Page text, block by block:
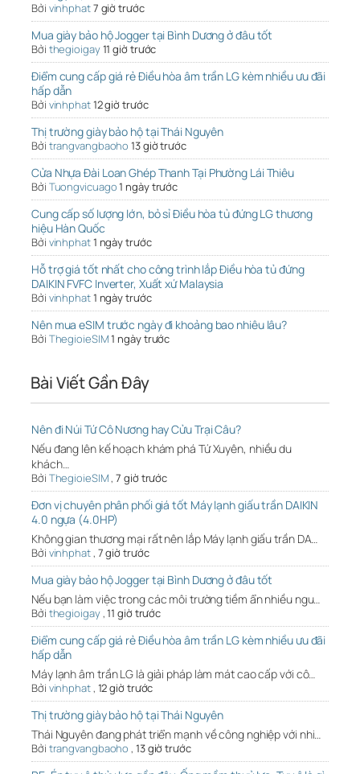
Bởi vinhphat7 giờ trước
Mua giày bảo hộ Jogger tại Bình Dương ở đâu tốt
Bởi thegioigay11 giờ trước
Điểm cung cấp giá rẻ Điều hòa âm trần LG kèm nhiều ưu đãi
hấp dẫn
Bởi vinhphat12 giờ trước
Thị trường giày bảo hộ tại Thái Nguyên
Bởi trangvangbaoho 13 giờ trước
Cửa Nhựa Đài Loan Ghép Thanh Tại Phường Lái Thiêu
Bởi Tuongvicuago1 ngày trước
Cung cấp số lượng lớn, bỏ sỉ Điều hòa tủ đứng LG thương
hiệu Hàn Quốc
Bởi vinhphat1 ngày trước
Hỗ trợ giá tốt nhất cho công trình lắp Điều hòa tủ đứng
DAIKIN FVFC Inverter, Xuất xứ Malaysia
Bởi vinhphat1 ngày trước
Nên mua eSIM trước ngày đi khoảng bao nhiêu lâu?
Bởi ThegioieSIM1 ngày trước
Bài Viết Gần Đây
Nên đi Núi Tứ Cô Nương hay Cửu Trại Câu?
Nếu đang lên kế hoạch khám phá Tứ Xuyên, nhiều du
khách…
Bởi ThegioieSIM,7 giờ trước
Đơn vị chuyên phân phối giá tốt Máy lạnh giấu trần DAIKIN
4.0 ngựa (4.0HP)
Không gian thương mại rất nên lắp Máy lạnh giấu trần DA…
Bởi vinhphat, 7 giờ trước
Mua giày bảo hộ Jogger tại Bình Dương ở đâu tốt
Nếu bạn làm việc trong các môi trường tiềm ẩn nhiều ngu…
Bởi thegioigay,11 giờ trước
Điểm cung cấp giá rẻ Điều hòa âm trần LG kèm nhiều ưu đãi
hấp dẫn
Máy lạnh âm trần LG là giải pháp làm mát cao cấp với cô…
Bởi vinhphat, 12 giờ trước
Thị trường giày bảo hộ tại Thái Nguyên
Thái Nguyên đang phát triển mạnh về công nghiệp với nhi…
Bởi trangvangbaoho , 13 giờ trước